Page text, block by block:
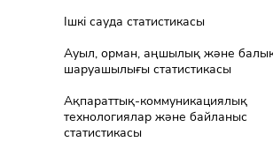
Ішкі сауда статистикасы
Ауыл, орман, аңшылық және
шаруашылығы статистикасы
Ақпараттық-коммуникациялық
технологиялар және байланыс
статистикасы